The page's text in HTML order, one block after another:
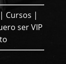
| Cursos |
ser VIP